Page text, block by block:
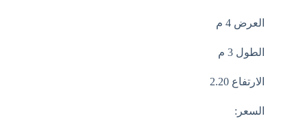
العرض 4 م
الطول 3 م
الارتفاع 2.20
السعر: